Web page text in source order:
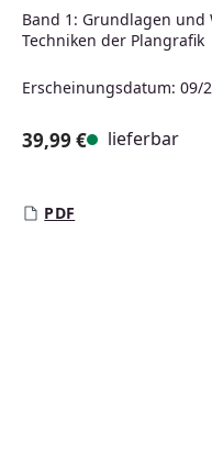
Band 1: Grundlagen
Techniken der Plangrafik
Erscheinungsdatum: 09/
39,99 € lieferbar
PDF